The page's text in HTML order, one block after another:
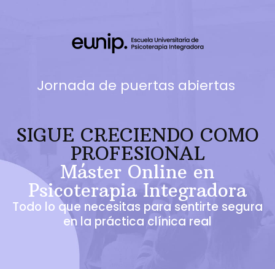
Jornada de puertas abiertas
SIGUE CRECIENDO COMO
PROFESIONAL
Máster Online en
Psicoterapia Integradora
Todo lo que necesitas para sentirte segura
en la práctica clínica real